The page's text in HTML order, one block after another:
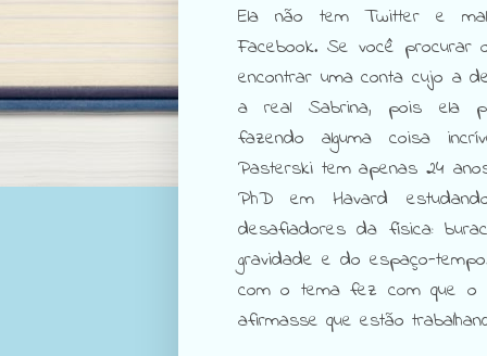
Ela não tem Twitter e
Facebook. Se você procurar
encontrar uma conta cujo a
a real Sabrina, pois ela
fazendo alguma coisa
Pasterski tem apenas 24
PhD em Havard
desafiadores da física:
gravidade e do espaço-
com o tema fez com que o
afirmasse que estão